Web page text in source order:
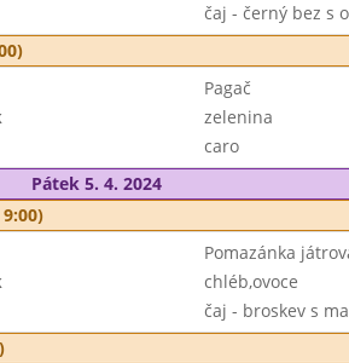
čaj - černý bez s
Pagač
zelenina
caro
Pátek 5. 4. 2024
Pomazánka
chléb,ovoce
čaj - broskev s